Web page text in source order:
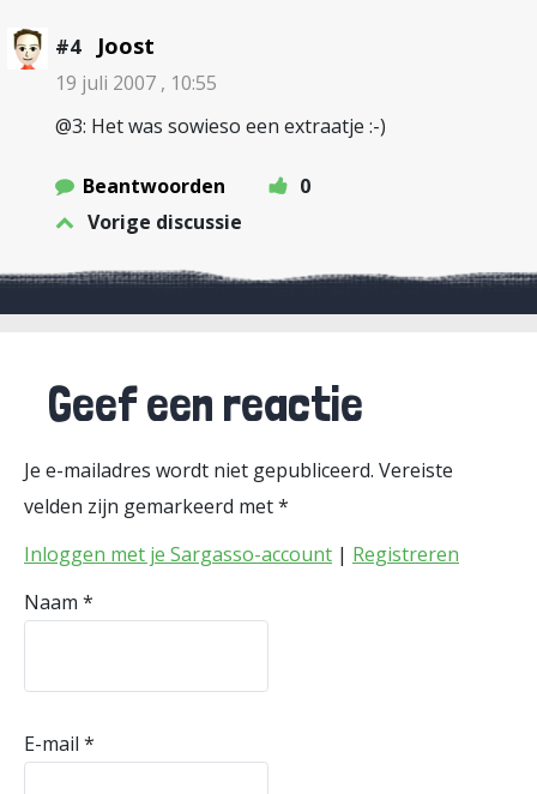
#4 Joost
19 juli 2007 , 10:55
@3: Het was sowieso een extraatje :-)
Beantwoorden
0
Vorige discussie
Geef een reactie
Je e-mailadres wordt niet gepubliceerd. Vereiste
velden zijn gemarkeerd met*
Inloggen met je Sargasso-account | Registreren
Naam *
E-mail *